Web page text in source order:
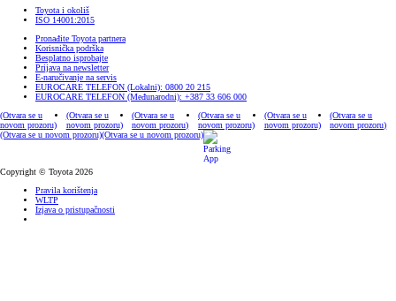
Toyota i okoliš
ISO 14001:2015
Pronađite Toyota partnera
Korisnička podrška
Besplatno isprobajte
Prijava na newsletter
E-naručivanje na servis
EUROCARE TELEFON (Lokalni): 0800 20 215
EUROCARE TELEFON (Međunarodni): +387 33 606 000
(Otvara se u
novom prozoru)
(Otvara se u
novom prozoru)
(Otvara se u
novom prozoru)
(Otvara se u
novom prozoru)
(Otvara se u
novom prozoru)
(Otvara se u
novom prozoru)
(Otvara se u novom prozoru)(Otvara se u novom prozoru)
Copyright © Toyota 2026
Pravila korištenja
WLTP
Izjava o pristupačnosti